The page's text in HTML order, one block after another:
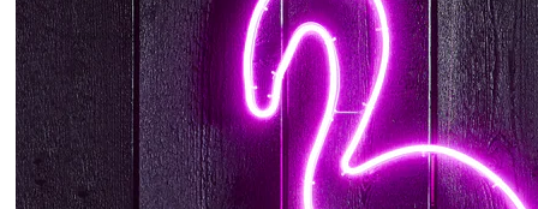
Krepšelyje nėra produktų.
Grįžti į parduotuvę